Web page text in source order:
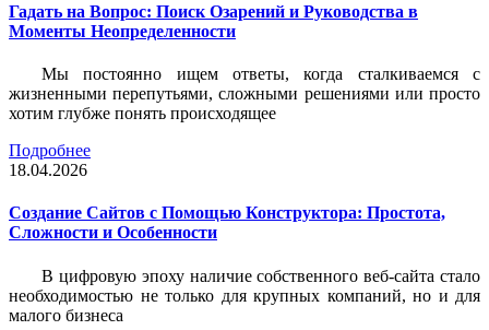
Гадать на Вопрос: Поиск Озарений и Руководства в
Моменты Неопределенности
Мы постоянно ищем ответы, когда сталкиваемся с
жизненными перепутьями, сложными решениями или просто
хотим глубже понять происходящее
Подробнее
18.04.2026
Создание Сайтов с Помощью Конструктора: Простота,
Сложности и Особенности
В цифровую эпоху наличие собственного веб-сайта стало
необходимостью не только для крупных компаний, но и для
малого бизнеса